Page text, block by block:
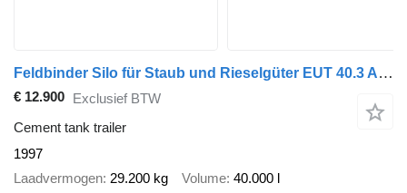
Feldbinder Silo für Staub und Rieselgüter EUT 40.3 Auflieger Zement 40m³, L
€ 12.900 Exclusief BTW
Cement tank trailer
1997
Laadvermogen 29.200 kg Volume 40.000 l